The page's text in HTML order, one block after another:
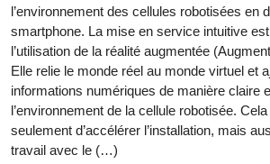
l’environnement des cellules robotisées en
smartphone. La mise en service intuitive
l’utilisation de la réalité augmentée
Elle relie le monde réel au monde virtuel et
informations numériques de manière claire
l’environnement de la cellule robotisée.
seulement d’accélérer l’installation, mais
travail avec le (…)